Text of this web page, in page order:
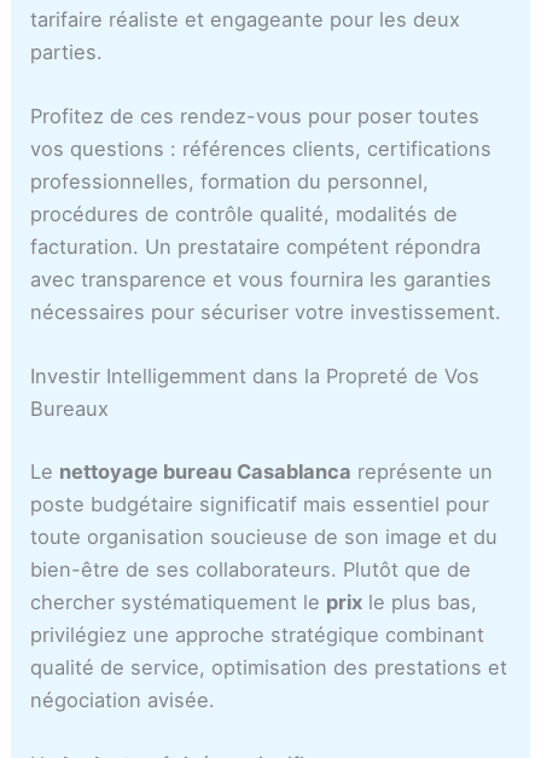
tarifaire réaliste et engageante pour les deux
parties.
Profitez de ces rendez-vous pour poser toutes
vos questions : références clients, certifications
professionnelles, formation du personnel,
procédures de contrôle qualité, modalités de
facturation. Un prestataire compétent répondra
avec transparence et vous fournira les garanties
nécessaires pour sécuriser votre investissement.
Investir Intelligemment dans la Propreté de Vos
Bureaux
Le nettoyage bureau Casablanca représente un
poste budgétaire significatif mais essentiel pour
toute organisation soucieuse de son image et du
bien-être de ses collaborateurs. Plutôt que de
chercher systématiquement le prix le plus bas,
privilégiez une approche stratégique combinant
qualité de service, optimisation des prestations et
négociation avisée.